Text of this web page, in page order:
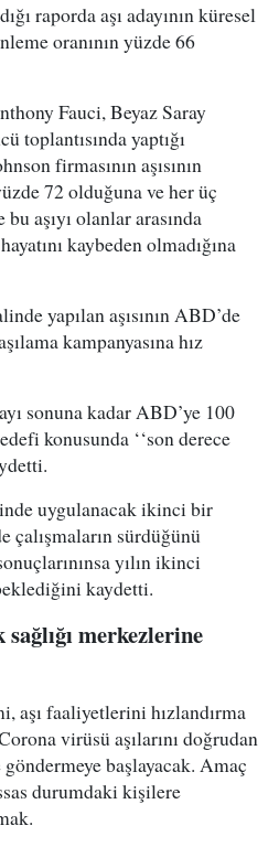
raporda aşı adayının küresel
oranının yüzde 66
Fauci, Beyaz Saray
toplantısında yaptığı
firmasının aşısının
72 olduğuna ve her üç
aşıyı olanlar arasında
kaybeden olmadığına
yapılan aşısının ABD’de
kampanyasına hız
sonuna kadar ABD’ye 100
konusunda ‘‘son derece
uygulanacak ikinci bir
çalışmaların sürdüğünü
yılın ikinci
kaydetti.
merkezlerine
aşı faaliyetlerini hızlandırma
virüsü aşılarını doğrudan
başlayacak. Amaç
durumdaki kişilere